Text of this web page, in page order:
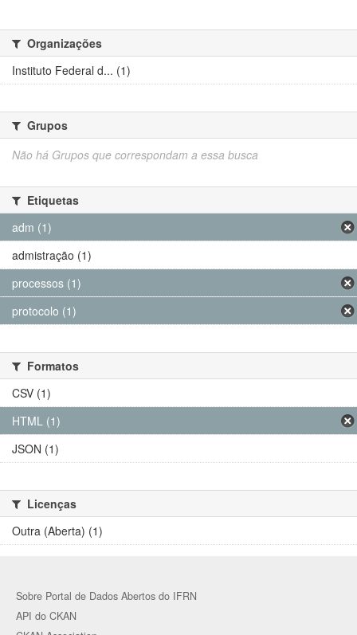
Organizações
Instituto Federal d... (1)
Grupos
Não há Grupos que correspondam a essa busca
Etiquetas
adm (1)
admistração (1)
processos (1)
protocolo (1)
Formatos
CSV (1)
HTML (1)
JSON (1)
Licenças
Outra (Aberta) (1)
Sobre Portal de Dados Abertos do IFRN
API do CKAN